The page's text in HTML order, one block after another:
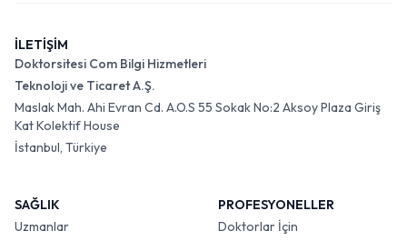
İLETİŞİM
Doktorsitesi Com Bilgi Hizmetleri
Teknoloji ve Ticaret A.Ş.
Maslak Mah. Ahi Evran Cd. A.O.S 55 Sokak No:2 Aksoy Plaza Giriş
Kat Kolektif House
İstanbul, Türkiye
SAĞLIK
Uzmanlar
PROFESYONELLER
Doktorlar İçin